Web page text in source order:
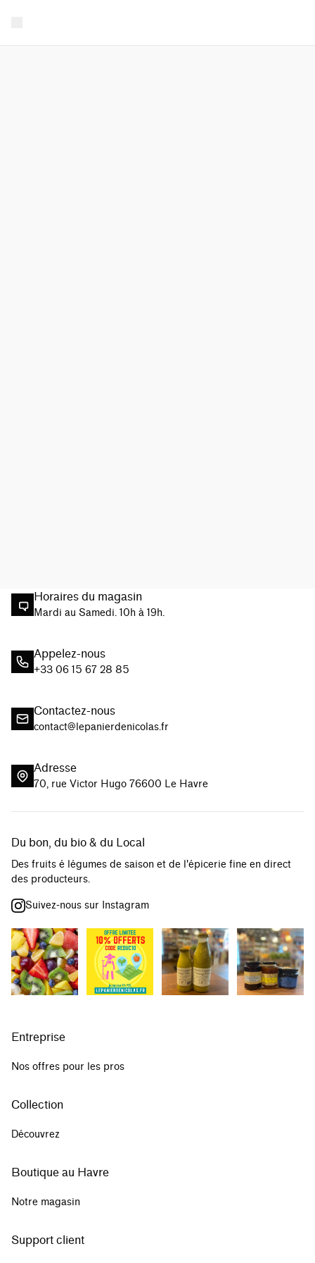
Horaires du magasin
Mardi au Samedi. 10h à 19h.
Appelez-nous
+33 06 15 67 28 85
Contactez-nous
contact@lepanierdenicolas.fr
Adresse
70, rue Victor Hugo 76600 Le Havre
Du bon, du bio & du Local
Des fruits é légumes de saison et de l'épicerie fine en direct
des producteurs.
Suivez-nous sur Instagram
Entreprise
Nos offres pour les pros
Collection
Découvrez
Boutique au Havre
Notre magasin
Support client